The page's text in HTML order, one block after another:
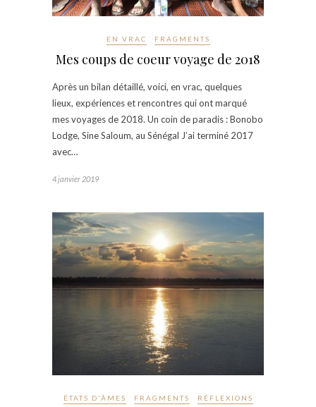
EN VRAC FRAGMENTS
Mes coups de coeur voyage de 2018
Après un bilan détaillé, voici, en vrac, quelques
lieux, expériences et rencontres qui ont marqué
mes voyages de 2018. Un coin de paradis : Bonobo
Lodge, Sine Saloum, au Sénégal J’ai terminé 2017
avec…
4 janvier 2019
ÉTATS D'ÂMES FRAGMENTS RÉFLEXIONS